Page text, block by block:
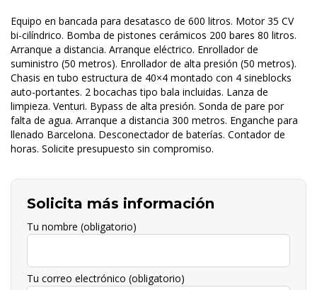
Equipo en bancada para desatasco de 600 litros. Motor 35 CV
bi-cilíndrico. Bomba de pistones cerámicos 200 bares 80 litros.
Arranque a distancia. Arranque eléctrico. Enrollador de
suministro (50 metros). Enrollador de alta presión (50 metros).
Chasis en tubo estructura de 40×4 montado con 4 sineblocks
auto-portantes. 2 bocachas tipo bala incluidas. Lanza de
limpieza. Venturi. Bypass de alta presión. Sonda de pare por
falta de agua. Arranque a distancia 300 metros. Enganche para
llenado Barcelona. Desconectador de baterías. Contador de
horas. Solicite presupuesto sin compromiso.
Solicita más información
Tu nombre (obligatorio)
Tu correo electrónico (obligatorio)